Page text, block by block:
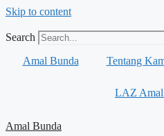
Skip to content
Search
Amal Bunda
Tentang
LAZ Amal
Amal Bunda